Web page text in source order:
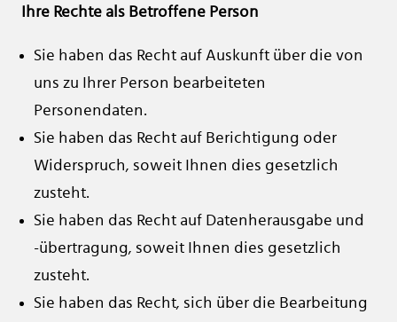
Ihre Rechte als Betroffene Person
Sie haben das Recht auf Auskunft über die von
uns zu Ihrer Person bearbeiteten
Personendaten.
Sie haben das Recht auf Berichtigung oder
Widerspruch, soweit Ihnen dies gesetzlich
zusteht.
Sie haben das Recht auf Datenherausgabe und
-übertragung, soweit Ihnen dies gesetzlich
zusteht.
Sie haben das Recht, sich über die Bearbeitung